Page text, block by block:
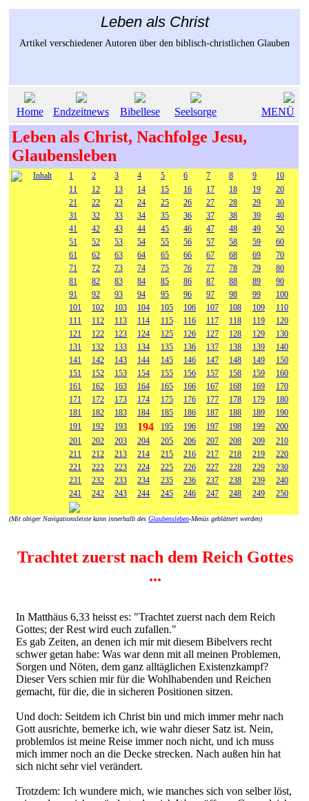
Leben als Christ
Artikel verschiedener Autoren über den biblisch-christlichen Glauben
Home Endzeitnews Bibellese Seelsorge MENÜ
Leben als Christ, Nachfolge Jesu,
Glaubensleben
Inhalt 1 2 3 4 5 6 7 8 9
10
11
12 13 14 15 16 17 18 19
20
21
22 23 24 25 26 27 28 29
30
31
32 33 34 35 36 37 38 39
40
41
42 43 44 45 46 47 48 49
50
51
52 53 54 55 56 57 58 59
60
61
62 63 64 65 66 67 68 69
70
71
72 73 74 75 76 77 78 79
80
81
82 83 84 85 86 87 88 89
90
91
92 93 94 95 96 97 98 99
100
101
102 103 104 105 106 107 108 109
110
111
112 113 114 115 116 117 118 119
120
121
122 123 124 125 126 127 128 129
130
131
132 133 134 135 136 137 138 139
140
141
142 143 144 145 146 147 148 149
150
151
152 153 154 155 156 157 158 159
160
161
162 163 164 165 166 167 168 169
170
171
172 173 174 175 176 177 178 179
180
181
182 183 184 185 186 187 188 189
190
191
192 193 194 195 196 197 198 199
200
201
202 203 204 205 206 207 208 209
210
211
212 213 214 215 216 217 218 219
220
221
222 223 224 225 226 227 228 229
230
231
232 233 234 235 236 237 238 239
240
241
242 243 244 245 246 247 248 249 250
(Mit obiger Navigationsleiste kann innerhalb des Glaubensleben-Menüs geblättert werden)
Trachtet zuerst nach dem Reich Gottes
...
In Matthäus 6,33 heisst es: "Trachtet zuerst nach dem Reich
Gottes; der Rest wird euch zufallen."
Es gab Zeiten, an denen ich mir mit diesem Bibelvers recht
schwer getan habe: Was war denn mit all meinen Problemen,
Sorgen und Nöten, dem ganz alltäglichen Existenzkampf?
Dieser Vers schien mir für die Wohlhabenden und Reichen
gemacht, für die, die in sicheren Positionen sitzen.
Und doch: Seitdem ich Christ bin und mich immer mehr nach
Gott ausrichte, bemerke ich, wie wahr dieser Satz ist. Nein,
problemlos ist meine Reise immer noch nicht, und ich muss
mich immer noch an die Decke strecken. Nach außen hin hat
sich nicht sehr viel verändert.
Trotzdem: Ich wundere mich, wie manches sich von selber löst,